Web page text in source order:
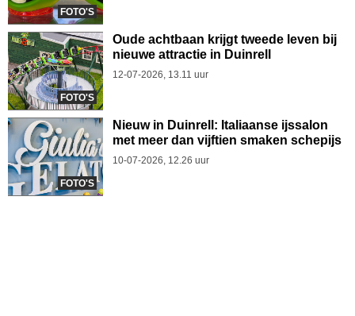
FOTO'S
FOTO'S
Oude achtbaan krijgt tweede leven bij
nieuwe attractie in Duinrell
12-07-2026, 13.11 uur
FOTO'S
Nieuw in Duinrell: Italiaanse ijssalon
met meer dan vijftien smaken schepijs
10-07-2026, 12.26 uur